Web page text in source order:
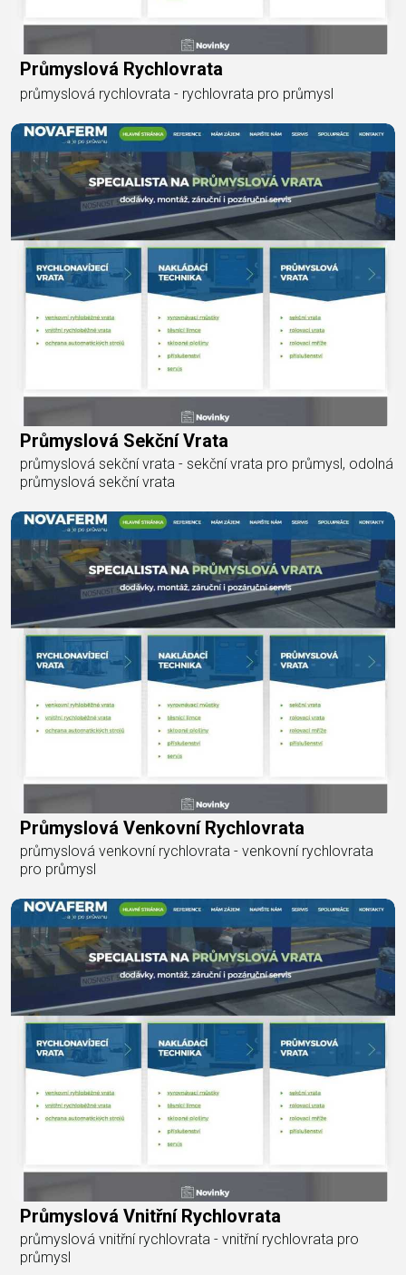
Průmyslová Rychlovrata
průmyslová rychlovrata - rychlovrata pro průmysl
Průmyslová Sekční Vrata
průmyslová sekční vrata - sekční vrata pro průmysl, odolná
průmyslová sekční vrata
Průmyslová Venkovní Rychlovrata
průmyslová venkovní rychlovrata - venkovní rychlovrata
pro průmysl
Průmyslová Vnitřní Rychlovrata
průmyslová vnitřní rychlovrata - vnitřní rychlovrata pro
průmysl